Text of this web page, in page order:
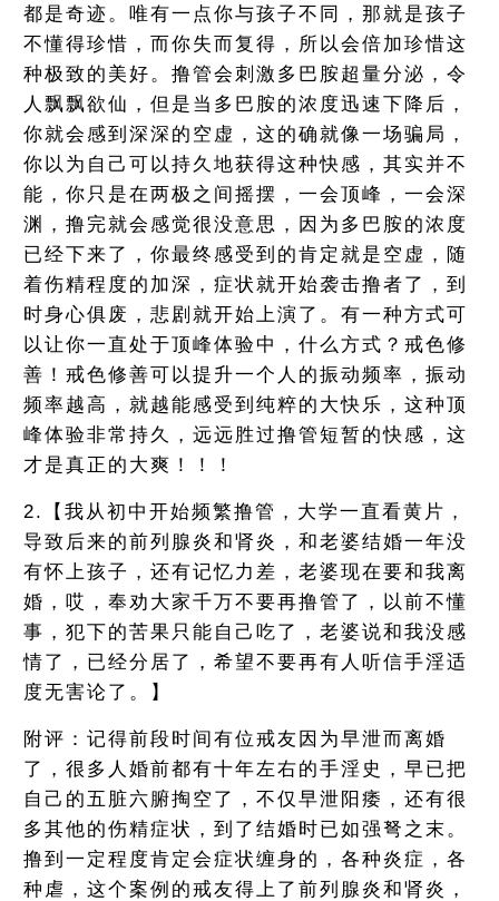
都是奇迹。唯有一点你与孩子不同，那就是孩子
不懂得珍惜，而你失而复得，所以会倍加珍惜这
种极致的美好。撸管会刺激多巴胺超量分泌，令
人飘飘欲仙，但是当多巴胺的浓度迅速下降后，
你就会感到深深的空虚，这的确就像一场骗局，
你以为自己可以持久地获得这种快感，其实并不
能，你只是在两极之间摇摆，一会顶峰，一会深
渊，撸完就会感觉很没意思，因为多巴胺的浓度
已经下来了，你最终感受到的肯定就是空虚，随
着伤精程度的加深，症状就开始袭击撸者了，到
时身心俱废，悲剧就开始上演了。有一种方式可
以让你一直处于顶峰体验中，什么方式？戒色修
善！戒色修善可以提升一个人的振动频率，振动
频率越高，就越能感受到纯粹的大快乐，这种顶
峰体验非常持久，远远胜过撸管短暂的快感，这
才是真正的大爽！！！
2.【我从初中开始频繁撸管，大学一直看黄片，
导致后来的前列腺炎和肾炎，和老婆结婚一年没
有怀上孩子，还有记忆力差，老婆现在要和我离
婚，哎，奉劝大家千万不要再撸管了，以前不懂
事，犯下的苦果只能自己吃了，老婆说和我没感
情了，已经分居了，希望不要再有人听信手淫适
度无害论了。】
附评：记得前段时间有位戒友因为早泄而离婚
了，很多人婚前都有十年左右的手淫史，早已把
自己的五脏六腑掏空了，不仅早泄阳痿，还有很
多其他的伤精症状，到了结婚时已如强弩之末。
撸到一定程度肯定会症状缠身的，各种炎症，各
种虐，这个案例的戒友得上了前列腺炎和肾炎，